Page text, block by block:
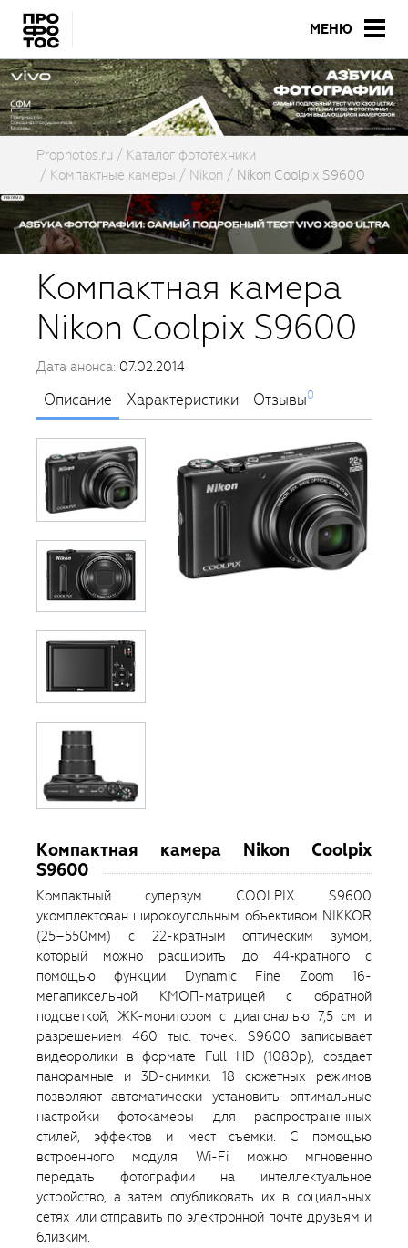
МЕНЮ
Prophotos.ru
Каталог фототехники
Компактные камеры
Nikon Nikon Coolpix S9600
Компактная камера
Nikon Coolpix S9600
Дата анонса: 07.02.2014
Описание Характеристики Отзывы0
Компактная камера Nikon Coolpix
S9600
Компактный суперзум COOLPIX S9600
укомплектован широкоугольным объективом NIKKOR
(25–550мм) с 22-кратным оптическим зумом,
который можно расширить до 44‑кратного с
помощью функции Dynamic Fine Zoom 16-
мегапиксельной КМОП-матрицей с обратной
подсветкой, ЖК-монитором с диагональю 7,5 см и
разрешением 460 тыс. точек. S9600 записывает
видеоролики в формате Full HD (1080р), создает
панорамные и 3D-снимки. 18 сюжетных режимов
позволяют автоматически установить оптимальные
настройки фотокамеры для распространенных
стилей, эффектов и мест съемки. С помощью
встроенного модуля Wi-Fi можно мгновенно
передать фотографии на интеллектуальное
устройство, а затем опубликовать их в социальных
сетях или отправить по электронной почте друзьям и
близким.